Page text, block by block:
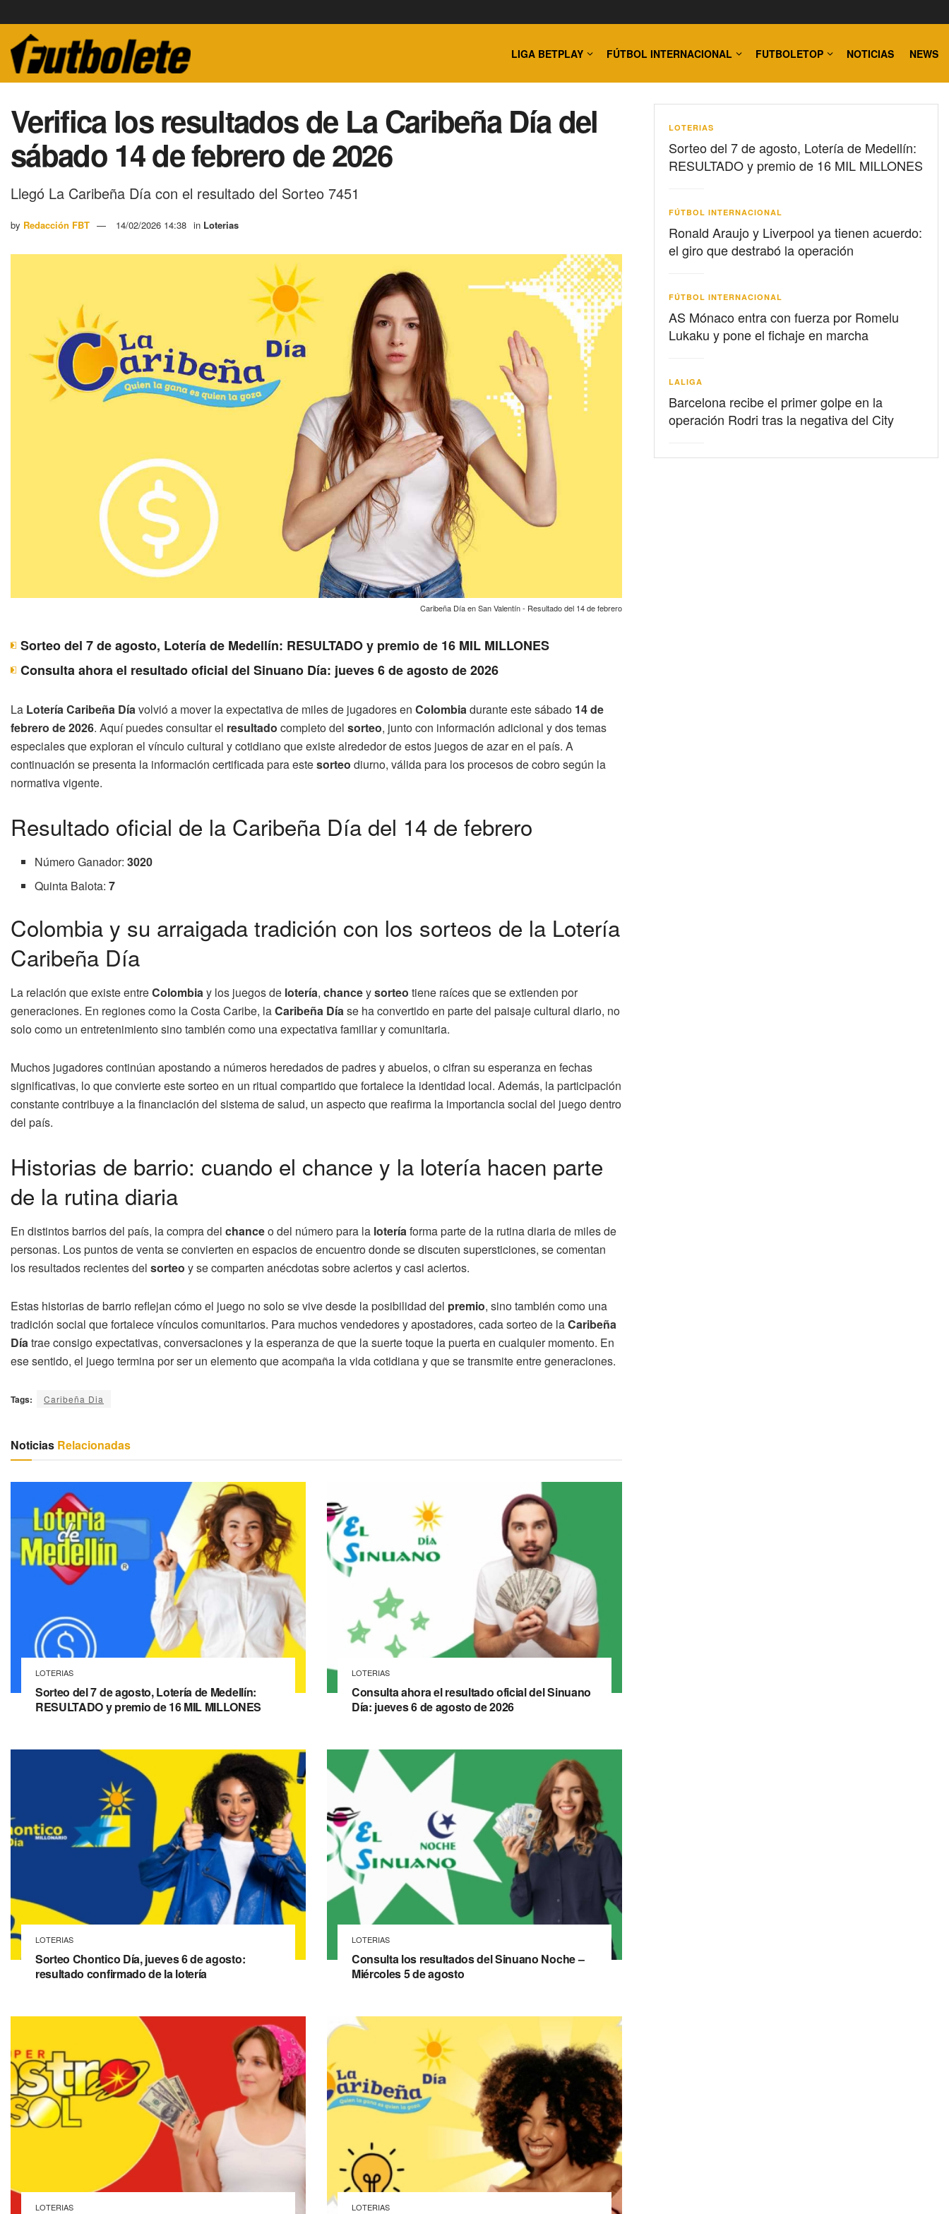
LIGA BETPLAY FÚTBOL INTERNACIONAL FUTBOLETOP NOTICIAS NEWS
Verifica los resultados de La Caribeña Día del
sábado 14 de febrero de 2026
Llegó La Caribeña Día con el resultado del Sorteo 7451
by Redacción FBT 14/02/2026 14:38 in Loterias
Caribeña Día en San Valentín - Resultado del 14 de febrero
Sorteo del 7 de agosto, Lotería de Medellín: RESULTADO y premio de 16 MIL MILLONES
Consulta ahora el resultado oficial del Sinuano Día: jueves 6 de agosto de 2026
La Lotería Caribeña Díavolvió a mover la expectativa de miles de jugadores en Colombiadurante este sábado 14 de
febrero de 2026. Aquí puedes consultar el resultado completo del sorteo, junto con información adicional y dos temas
especiales que exploran el vínculo cultural y cotidiano que existe alrededor de estos juegos de azar en el país. A
continuación se presenta la información certificada para estesorteo diurno, válida para los procesos de cobro según la
normativa vigente.
Resultado oficial de la Caribeña Día del 14 de febrero
Número Ganador:3020
Quinta Balota:7
Colombia y su arraigada tradición con los sorteos de la Lotería
Caribeña Día
La relación que existe entreColombiay los juegos de lotería, chanceysorteo tiene raíces que se extienden por
generaciones. En regiones como la Costa Caribe, laCaribeña Díase ha convertido en parte del paisaje cultural diario, no
solo como un entretenimiento sino también como una expectativa familiar y comunitaria.
Muchos jugadores continúan apostando a números heredados de padres y abuelos, o cifran su esperanza en fechas
significativas, lo que convierte este sorteo en un ritual compartido que fortalece la identidad local. Además, la participación
constante contribuye a la financiación del sistema de salud, un aspecto que reafirma la importancia social del juego dentro
del país.
Historias de barrio: cuando el chance y la lotería hacen parte
de la rutina diaria
En distintos barrios del país, la compra del chanceo del número para la loteríaforma parte de la rutina diaria de miles de
personas. Los puntos de venta se convierten en espacios de encuentro donde se discuten supersticiones, se comentan
los resultados recientes del sorteo y se comparten anécdotas sobre aciertos y casi aciertos.
Estas historias de barrio reflejan cómo el juego no solo se vive desde la posibilidad del premio, sino también como una
tradición social que fortalece vínculos comunitarios. Para muchos vendedores y apostadores, cada sorteo de laCaribeña
Díatrae consigo expectativas, conversaciones y la esperanza de que la suerte toque la puerta en cualquier momento. En
ese sentido, el juego termina por ser un elemento que acompaña la vida cotidiana y que se transmite entre generaciones.
Tags: Caribeña Dia
Noticias Relacionadas
LOTERIAS
Sorteo del 7 de agosto, Lotería de Medellín:
RESULTADO y premio de 16 MIL MILLONES
LOTERIAS
Consulta ahora el resultado oficial del Sinuano
Día: jueves 6 de agosto de 2026
LOTERIAS
Sorteo Chontico Día, jueves 6 de agosto:
resultado confirmado de la lotería
LOTERIAS
Consulta los resultados del Sinuano Noche –
Miércoles 5 de agosto
LOTERIAS LOTERIAS
LOTERIAS
Sorteo del 7 de agosto, Lotería de Medellín:
RESULTADO y premio de 16 MIL MILLONES
FÚTBOL INTERNACIONAL
Ronald Araujo y Liverpool ya tienen acuerdo:
el giro que destrabó la operación
FÚTBOL INTERNACIONAL
AS Mónaco entra con fuerza por Romelu
Lukaku y pone el fichaje en marcha
LALIGA
Barcelona recibe el primer golpe en la
operación Rodri tras la negativa del City